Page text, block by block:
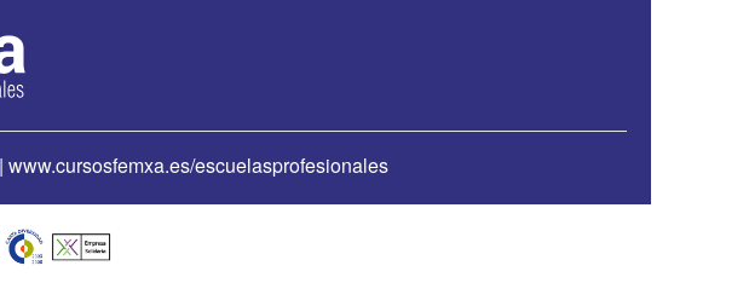
www.cursosfemxa.es/escuelasprofesionales